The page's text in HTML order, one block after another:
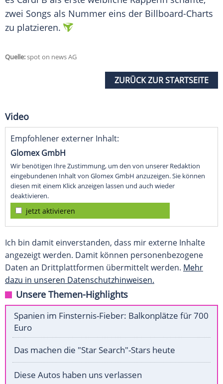
zwei Songs als Nummer eins der Billboard-Charts
zu platzieren.
Quelle:spot on news AG
ZURÜCK ZUR STARTSEITE
Video
Empfohlener externer Inhalt:
Glomex GmbH
Wir benötigen Ihre Zustimmung, um den von unserer Redaktion
eingebundenen Inhalt von Glomex GmbH anzuzeigen. Sie können
diesen mit einem Klick anzeigen lassen und auch wieder
deaktivieren.
jetzt aktivieren
Ich bin damit einverstanden, dass mir externe Inhalte
angezeigt werden. Damit können personenbezogene
Daten an Drittplattformen übermittelt werden. Mehr
dazu in unseren Datenschutzhinweisen.
Unsere Themen-Highlights
Spanien im Finsternis-Fieber: Balkonplätze für 700
Euro
Das machen die "Star Search"-Stars heute
Diese Autos haben uns verlassen